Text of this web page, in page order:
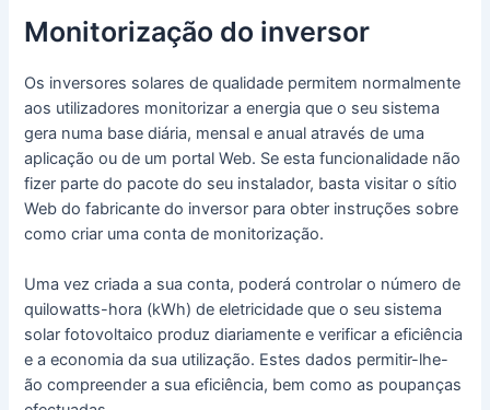
Monitorização do inversor
Os inversores solares de qualidade permitem normalmente
aos utilizadores monitorizar a energia que o seu sistema
gera numa base diária, mensal e anual através de uma
aplicação ou de um portal Web. Se esta funcionalidade não
fizer parte do pacote do seu instalador, basta visitar o sítio
Web do fabricante do inversor para obter instruções sobre
como criar uma conta de monitorização.
Uma vez criada a sua conta, poderá controlar o número de
quilowatts-hora (kWh) de eletricidade que o seu sistema
solar fotovoltaico produz diariamente e verificar a eficiência
e a economia da sua utilização. Estes dados permitir-lhe-
ão compreender a sua eficiência, bem como as poupanças